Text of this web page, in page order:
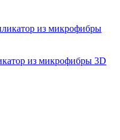
из микрофибры 3D